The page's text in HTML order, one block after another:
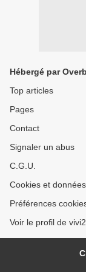
Hébergé par
Top articles
Pages
Contact
Signaler un abus
C.G.U.
Cookies et
Préférences
Voir le profil de